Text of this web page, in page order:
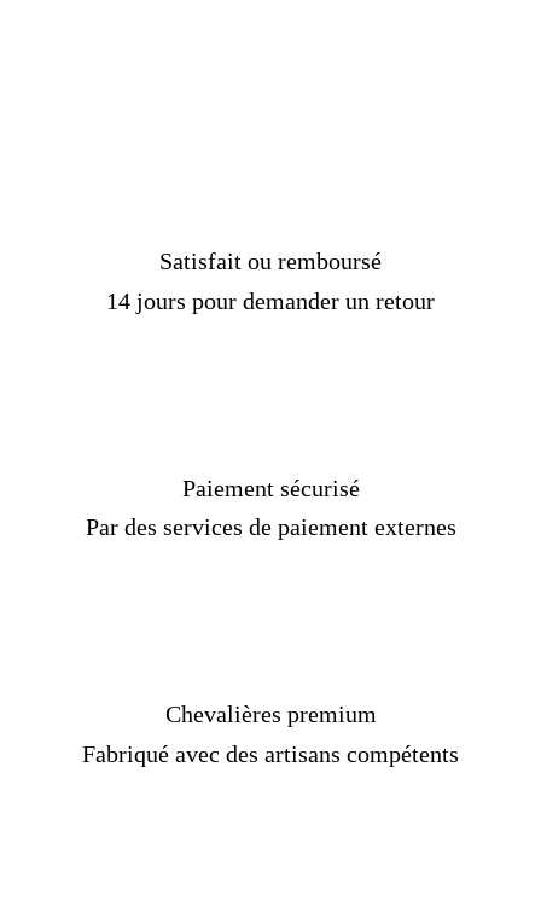
Satisfait ou remboursé
14 jours pour demander un retour
Paiement sécurisé
Par des services de paiement externes
Chevalières premium
Fabriqué avec des artisans compétents